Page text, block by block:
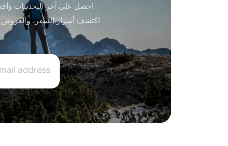
احصل على آخر التحديثات
اكتشف أسرار السفر،